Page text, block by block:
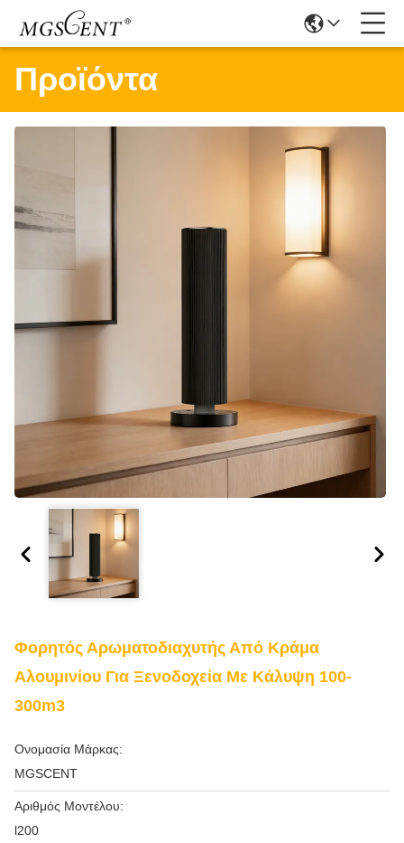
Προϊόντα
Φορητός Αρωματοδιαχυτής Από Κράμα
Αλουμινίου Για Ξενοδοχεία Με Κάλυψη 100-
300m3
Ονομασία Μάρκας:
MGSCENT
Αριθμός Μοντέλου:
l200